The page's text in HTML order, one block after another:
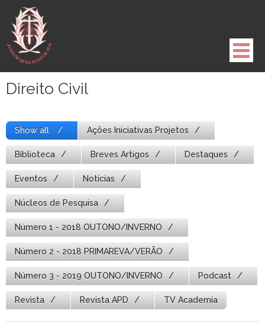
para
conteúdo
Direito Civil
Show all Ações Iniciativas Projetos
Biblioteca Breves Artigos Destaques
Eventos Notícias
Núcleos de Pesquisa
Número 1 - 2018 OUTONO/INVERNO
Número 2 - 2018 PRIMAREVA/VERÃO
Número 3 - 2019 OUTONO/INVERNO Podcast
Revista Revista APD TV Academia